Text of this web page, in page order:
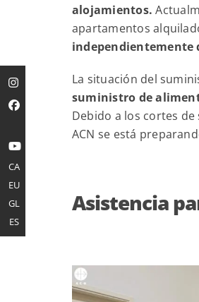
alojamientos.
apartamentos
independientemente
La situación del
suministro de
Debido a los cortes
ACN se está
Asistencia
CA
EU
GL
ES